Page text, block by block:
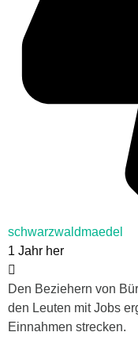
schwarzwaldmaedel
1 Jahr her
Den Beziehern von
den Leuten mit Jobs
Einnahmen strecken.